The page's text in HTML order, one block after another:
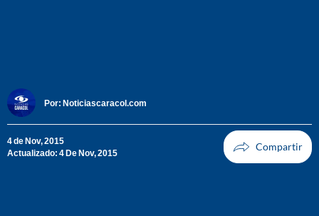
Por: Noticiascaracol.com
4 de Nov, 2015
Actualizado: 4 De Nov, 2015